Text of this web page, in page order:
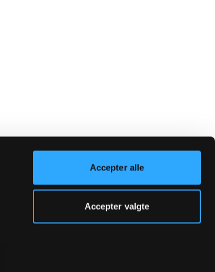
Accepter alle
Accepter valgte